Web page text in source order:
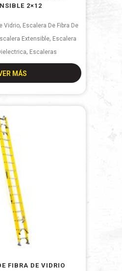
2×12
Vidrio, Escalera De Fibra De
Extensible, Escalera
, Escaleras
MÁS
FIBRA DE VIDRIO